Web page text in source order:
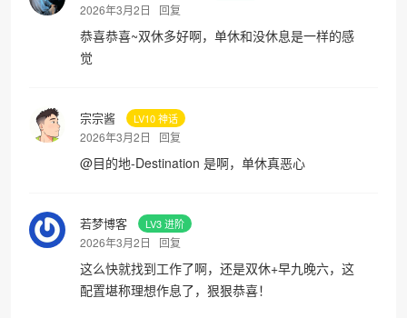
2026年3月2日 回复
恭喜恭喜~双休多好啊，单休和没休息是一样的感
觉
宗宗酱 LV10 神话
2026年3月2日 回复
@目的地-Destination 是啊，单休真恶心
若梦博客 LV3 进阶
2026年3月2日 回复
这么快就找到工作了啊，还是双休+早九晚六，这
配置堪称理想作息了，狠狠恭喜！